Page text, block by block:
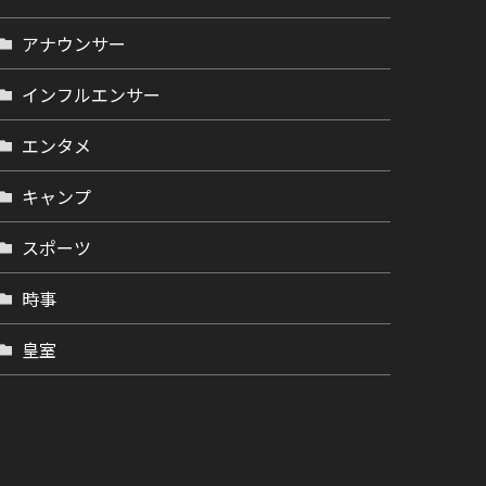
アナウンサー
インフルエンサー
エンタメ
キャンプ
スポーツ
時事
皇室